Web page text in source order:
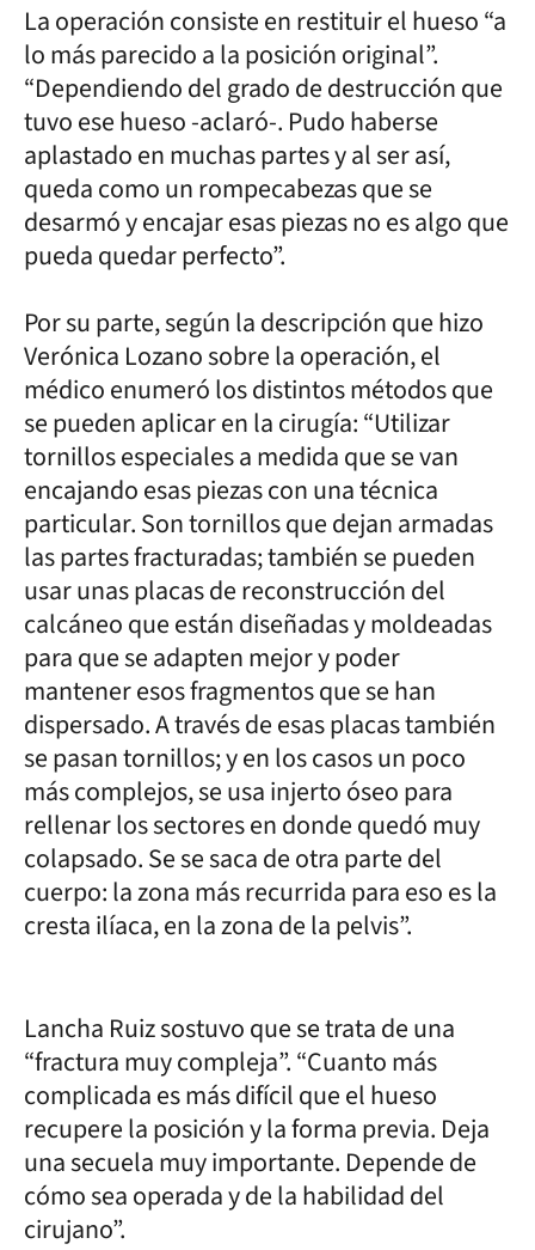
La operación consiste en restituir el hueso “a
lo más parecido a la posición original”.
“Dependiendo del grado de destrucción que
tuvo ese hueso -aclaró-. Pudo haberse
aplastado en muchas partes y al ser así,
queda como un rompecabezas que se
desarmó y encajar esas piezas no es algo que
pueda quedar perfecto”.
Por su parte, según la descripción que hizo
Verónica Lozano sobre la operación, el
médico enumeró los distintos métodos que
se pueden aplicar en la cirugía: “Utilizar
tornillos especiales a medida que se van
encajando esas piezas con una técnica
particular. Son tornillos que dejan armadas
las partes fracturadas; también se pueden
usar unas placas de reconstrucción del
calcáneo que están diseñadas y moldeadas
para que se adapten mejor y poder
mantener esos fragmentos que se han
dispersado. A través de esas placas también
se pasan tornillos; y en los casos un poco
más complejos, se usa injerto óseo para
rellenar los sectores en donde quedó muy
colapsado. Se se saca de otra parte del
cuerpo: la zona más recurrida para eso es la
cresta ilíaca, en la zona de la pelvis”.
Lancha Ruiz sostuvo que se trata de una
“fractura muy compleja”. “Cuanto más
complicada es más difícil que el hueso
recupere la posición y la forma previa. Deja
una secuela muy importante. Depende de
cómo sea operada y de la habilidad del
cirujano”.